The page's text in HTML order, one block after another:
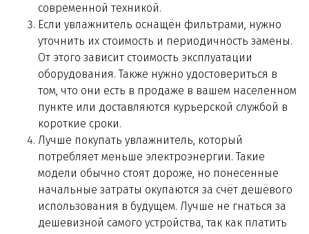
современной техникой.
Если увлажнитель оснащён фильтрами, нужно
уточнить их стоимость и периодичность замены.
От этого зависит стоимость эксплуатации
оборудования. Также нужно удостовериться в
том, что они есть в продаже в вашем населенном
пункте или доставляются курьерской службой в
короткие сроки.
Лучше покупать увлажнитель, который
потребляет меньше электроэнергии. Такие
модели обычно стоят дороже, но понесенные
начальные затраты окупаются за счёт дешёвого
использования в будущем. Лучше не гнаться за
дешевизной самого устройства, так как платить